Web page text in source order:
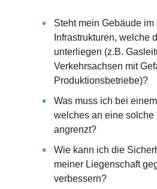
Steht mein Gebäude
Infrastrukturen, welche
unterliegen (z.B.
Verkehrsachsen mit
Produktionsbetriebe)?
Was muss ich bei
welches an eine solche
angrenzt?
Wie kann ich die
meiner Liegenschaft
verbessern?